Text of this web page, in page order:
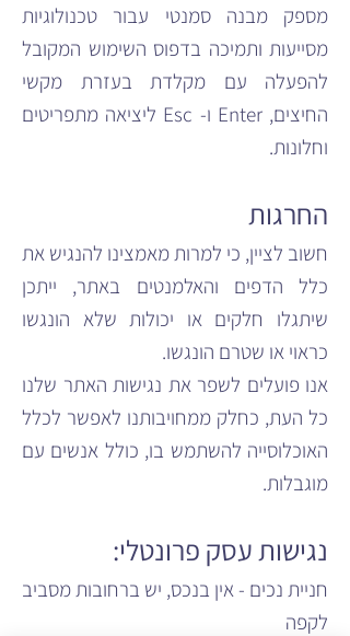
מספק מבנה סמנטי עבור טכנולוגיות
מסייעות ותמיכה בדפוס השימוש המקובל
להפעלה עם מקלדת בעזרת מקשי
החיצים, Enter ו- Esc ליציאה מתפריטים
וחלונות.
החרגות
חשוב לציין, כי למרות מאמצינו להנגיש את
כלל הדפים והאלמנטים באתר, ייתכן
שיתגלו חלקים או יכולות שלא הונגשו
כראוי או שטרם הונגשו.
אנו פועלים לשפר את נגישות האתר שלנו
כל העת, כחלק ממחויבותנו לאפשר לכלל
האוכלוסייה להשתמש בו, כולל אנשים עם
מוגבלות.
נגישות עסק פרונטלי:
חניית נכים - אין בנכס, יש ברחובות מסביב
לקפה